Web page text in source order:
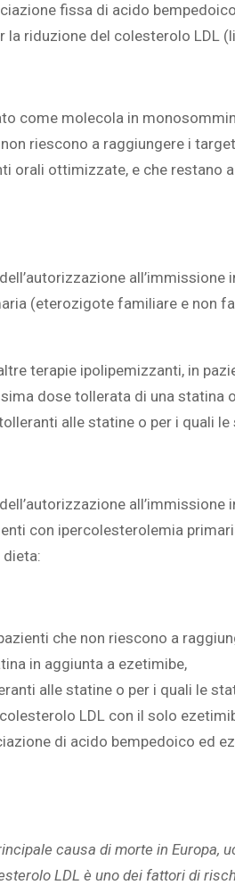
fissa di acido
la riduzione del colesterolo LDL
come molecola in
riescono a raggiungere i
orali ottimizzate, e che restano
(eterozigote familiare e non
terapie ipolipemizzanti, in
dose tollerata di una statina
alle statine o per i quali
con ipercolesterolemia
che non riescono a
in aggiunta a ezetimibe,
alle statine o per i quali le
LDL con il solo
di acido bempedoico ed
causa di morte in Europa,
LDL è uno dei fattori di
RIVELA LE MELODIE CHE
PERSONE